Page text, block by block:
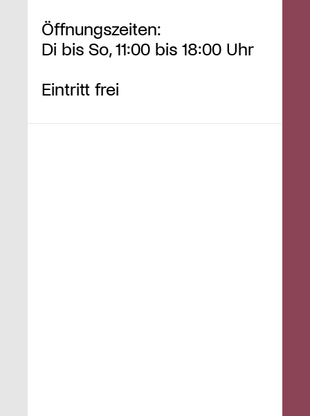
Öffnungszeiten:
Di bis So, 11:00 bis 18:00 Uhr
Eintritt frei